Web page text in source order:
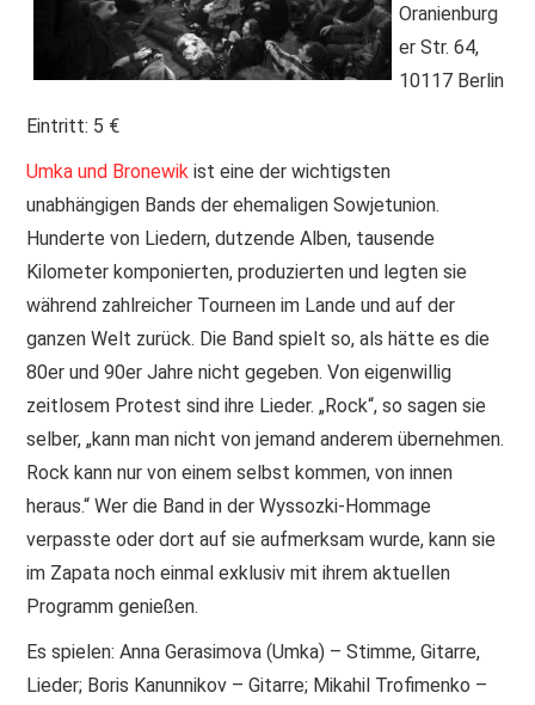
PRINT & CDS
IMPRESSUM
Oranienburg
er Str. 64,
10117 Berlin
Eintritt: 5 €
Umka und Bronewik ist eine der wichtigsten
unabhängigen Bands der ehemaligen Sowjetunion.
Hunderte von Liedern, dutzende Alben, tausende
Kilometer komponierten, produzierten und legten sie
während zahlreicher Tourneen im Lande und auf der
ganzen Welt zurück. Die Band spielt so, als hätte es die
80er und 90er Jahre nicht gegeben. Von eigenwillig
zeitlosem Protest sind ihre Lieder. „Rock“, so sagen sie
selber, „kann man nicht von jemand anderem übernehmen.
Rock kann nur von einem selbst kommen, von innen
heraus.“ Wer die Band in der Wyssozki-Hommage
verpasste oder dort auf sie aufmerksam wurde, kann sie
im Zapata noch einmal exklusiv mit ihrem aktuellen
Programm genießen.
Es spielen: Anna Gerasimova (Umka) – Stimme, Gitarre,
Lieder; Boris Kanunnikov – Gitarre; Mikahil Trofimenko –